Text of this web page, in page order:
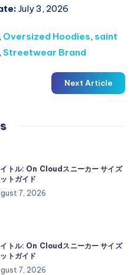
July 3, 2026
, Oversized Hoodies, saint
, Streetwear Brand
Next Article
イトル: On Cloudスニーカー サイズ
トガイド
7, 2026
イトル: On Cloudスニーカー サイズ
トガイド
7, 2026